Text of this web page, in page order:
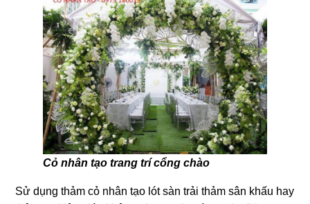
Cỏ nhân tạo trang trí cổng chào
Sử dụng thảm cỏ nhân tạo lót sàn trải thảm sân khấu hay